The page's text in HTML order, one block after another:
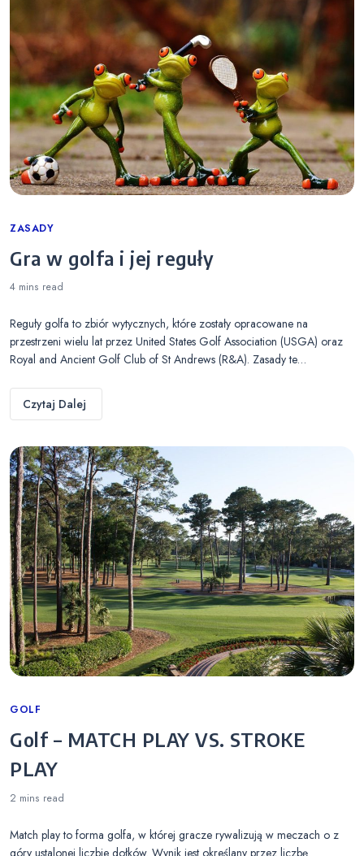
Categories
ZASADY
Gra w golfa i jej reguły
4 mins read
Reguły golfa to zbiór wytycznych, które zostały opracowane na
przestrzeni wielu lat przez United States Golf Association (USGA) oraz
Royal and Ancient Golf Club of St Andrews (R&A). Zasady te…
Czytaj Dalej
Categories
GOLF
Golf – MATCH PLAY VS. STROKE
PLAY
2 mins read
Match play to forma golfa, w której gracze rywalizują w meczach o z
góry ustalonej liczbie dołków. Wynik jest określany przez liczbę